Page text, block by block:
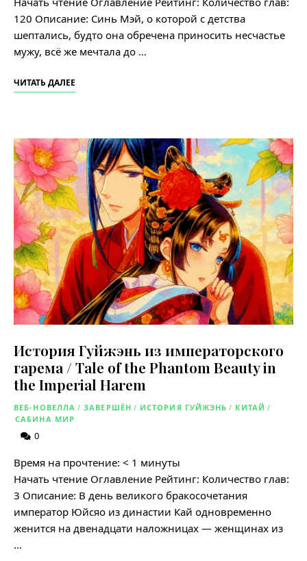
120 Описание: Синь Мэй, о которой с детства
шептались, будто она обречена приносить несчастье
мужу, всё же мечтала до …
ЧИТАТЬ ДАЛЕЕ
История Гуйжэнь из императорского
гарема / Tale of the Phantom Beauty in
the Imperial Harem
ВЕБ-НОВЕЛЛА / ЗАВЕРШЁН / ИСТОРИЯ ГУЙЖЭНЬ / КИТАЙ /
САБИНА МИР
0
Время на прочтение: < 1 минуты
Начать чтение Оглавление Рейтинг: Количество глав:
3 Описание: В день великого бракосочетания
император Юйсяо из династии Кай одновременно
женится на двенадцати наложницах — женщинах из
…